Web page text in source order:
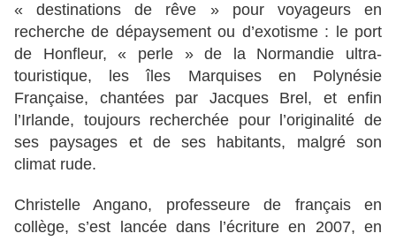
« destinations de rêve » pour voyageurs en
recherche de dépaysement ou d’exotisme : le port
de Honfleur, « perle » de la Normandie ultra-
touristique, les îles Marquises en Polynésie
Française, chantées par Jacques Brel, et enfin
l’Irlande, toujours recherchée pour l’originalité de
ses paysages et de ses habitants, malgré son
climat rude.
Christelle Angano, professeure de français en
collège, s’est lancée dans l’écriture en 2007, en